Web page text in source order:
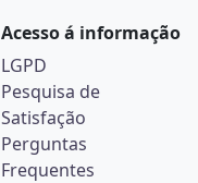
Acesso á informação
LGPD
Pesquisa de
Satisfação
Perguntas
Frequentes